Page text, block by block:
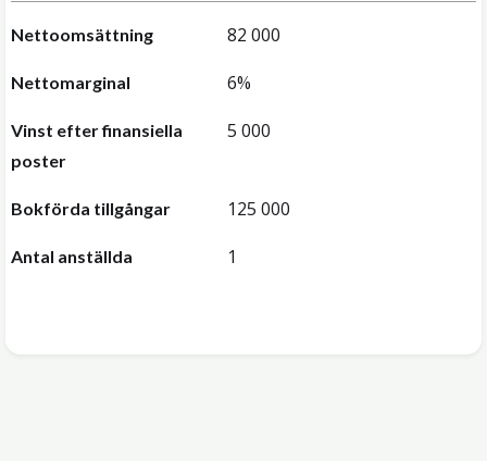
Nettoomsättning 82 000
Nettomarginal 6%
Vinst efter finansiella
poster
5 000
Bokförda tillgångar 125 000
Antal anställda 1